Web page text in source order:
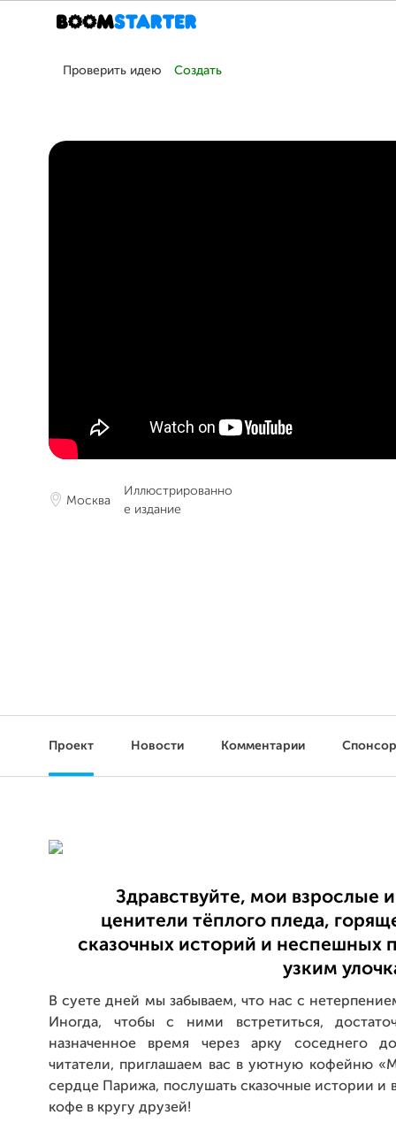
Проверить идею Создать
Москва
Иллюстрированно
е издание
Проект Новости Комментарии
Здравствуйте, мои взрослые
ценители тёплого пледа,
сказочных историй и неспешных
узким
В суете дней мы забываем, что нас с
Иногда, чтобы с ними встретиться,
назначенное время через арку соседнего
читатели, приглашаем вас в уютную кофейню
сердце Парижа, послушать сказочные истории и
кофе в кругу друзей!